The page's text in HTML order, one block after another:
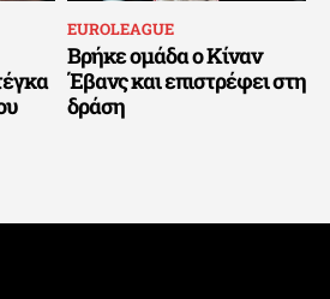
EUROLEAGUE
Βρήκε ομάδα ο Κίναν
Έβανς και επιστρέφει στη
δράση